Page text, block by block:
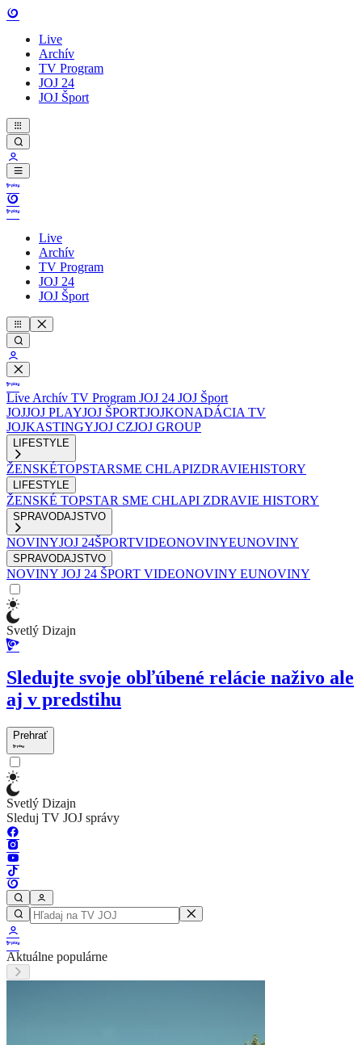
Live
Archív
TV Program
JOJ 24
JOJ Šport
Live
Archív
TV Program
JOJ 24
JOJ Šport
Live Archív TV Program JOJ 24 JOJ Šport
JOJJOJ PLAYJOJ ŠPORTJOJKONADÁCIA TV
JOJKASTINGYJOJ CZJOJ GROUP
LIFESTYLE
ŽENSKÉTOPSTARSME CHLAPIZDRAVIEHISTORY
LIFESTYLE
ŽENSKÉ TOPSTAR SME CHLAPI ZDRAVIE HISTORY
SPRAVODAJSTVO
NOVINYJOJ 24ŠPORTVIDEONOVINYEUNOVINY
SPRAVODAJSTVO
NOVINY JOJ 24 ŠPORT VIDEONOVINY EUNOVINY
Svetlý Dizajn
Sledujte svoje obľúbené relácie naživo ale
aj v predstihu
Prehrať
Svetlý Dizajn
Sleduj TV JOJ správy
Aktuálne populárne